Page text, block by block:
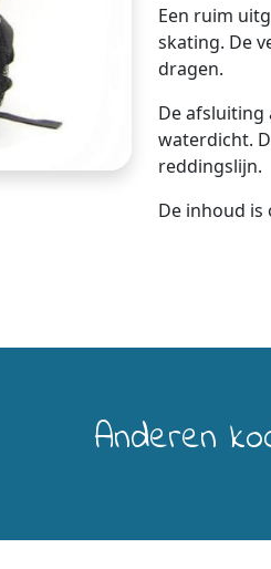
Een ruim
skating. De
dragen.
De afsluiting
waterdicht.
reddingslijn.
De inhoud is
Anderen